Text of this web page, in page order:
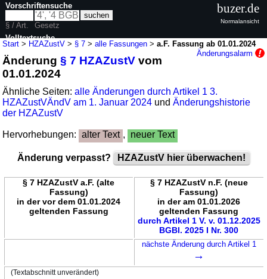
Start > HZAZustV > § 7 >alle Fassungen >a.F. Fassung ab 01.01.2024
Änderungsalarm
Änderung§ 7 HZAZustV vom
01.01.2024
Ähnliche Seiten:alle Änderungen durch Artikel 1 3.
HZAZustVÄndV am 1. Januar 2024 undÄnderungshistorie
der HZAZustV
Hervorhebungen: alter Text , neuer Text
Änderung verpasst? HZAZustV hier überwachen!
§ 7 HZAZustV a.F. (alte
Fassung)
in der vor dem 01.01.2024
geltenden Fassung
§ 7 HZAZustV n.F. (neue
Fassung)
in der am 01.01.2026
geltenden Fassung
durch Artikel 1 V. v. 01.12.2025
BGBl. 2025 I Nr. 300
nächste Änderung durch Artikel 1
→
(Textabschnitt unverändert)
Vorschriftensuche
§ / Art.
Gesetz
Volltextsuche
nur in HZAZustV
buzer.de
Normalansicht